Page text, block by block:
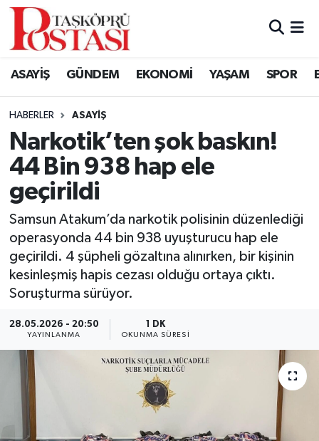
ASAYİŞ GÜNDEM EKONOMİ YAŞAM SPOR
HABERLER ASAYIŞ
Narkotik’ten şok baskın!
44 Bin 938 hap ele
geçirildi
Samsun Atakum’da narkotik polisinin düzenlediği
operasyonda 44 bin 938 uyuşturucu hap ele
geçirildi. 4 şüpheli gözaltına alınırken, bir kişinin
kesinleşmiş hapis cezası olduğu ortaya çıktı.
Soruşturma sürüyor.
28.05.2026 - 20:50
YAYINLANMA
1 DK
OKUNMA SÜRESI
Kastamonu Vefat Edenler
Araç Haberleri
Azdavay Haberleri
Bozkurt Haberleri
Çatalzeytin Haberleri
Devrekani Haberleri
Doğanyurt Haberleri